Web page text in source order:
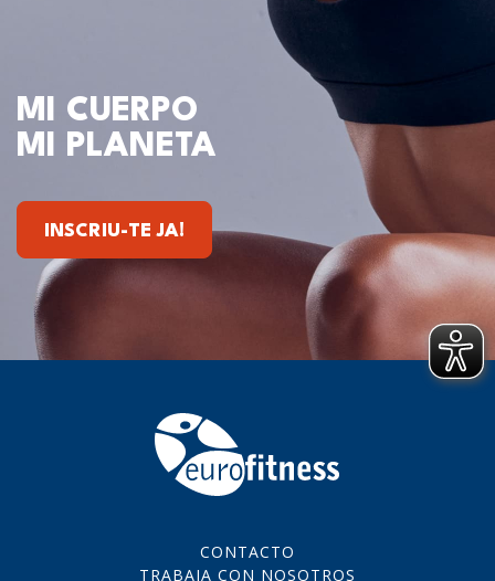
MI CUERPO
MI PLANETA
INSCRIU-TE JA!
CONTACTO
TRABAJA CON NOSOTROS